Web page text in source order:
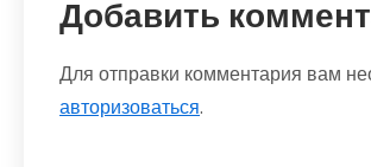
Добавить
Для отправки комментария вам
авторизоваться.